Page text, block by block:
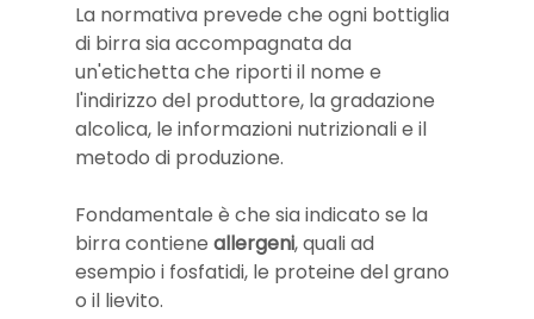
La normativa prevede che ogni bottiglia
di birra sia accompagnata da
un'etichetta che riporti il nome e
l'indirizzo del produttore, la gradazione
alcolica, le informazioni nutrizionali e il
metodo di produzione.
Fondamentale è che sia indicato se la
birra contiene allergeni, quali ad
esempio i fosfatidi, le proteine ​​del grano
o il lievito.